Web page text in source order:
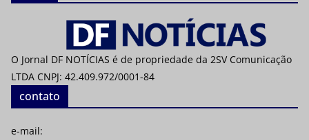
O Jornal DF NOTÍCIAS é de propriedade da 2SV Comunicação
LTDA CNPJ: 42.409.972/0001-84
contato
e-mail: